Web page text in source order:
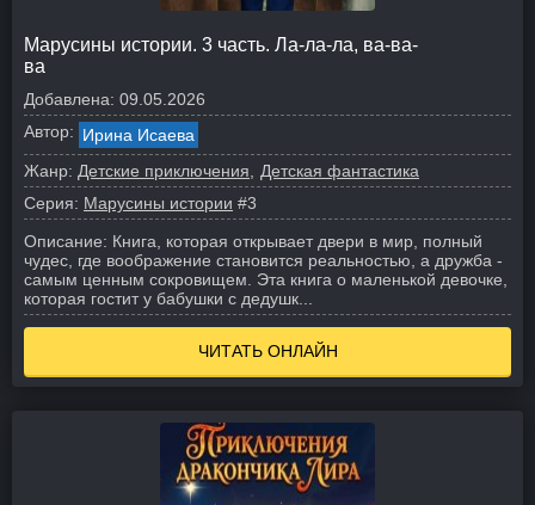
Марусины истории. 3 часть. Ла-ла-ла, ва-ва-
ва
Добавлена: 09.05.2026
Автор: Ирина Исаева
Жанр: Детские приключения
Детская фантастика
Серия: Марусины истории #3
Описание: Книга, которая открывает двери в мир, полный
чудес, где воображение становится реальностью, а дружба -
самым ценным сокровищем. Эта книга о маленькой девочке,
которая гостит у бабушки с дедушк...
ЧИТАТЬ ОНЛАЙН